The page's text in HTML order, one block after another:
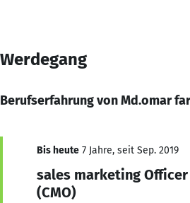
Werdegang
Berufserfahrung von Md.omar
Bis heute 7 Jahre, seit Sep. 2019
sales marketing Officer
(CMO)